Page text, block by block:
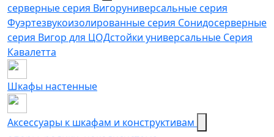
серверные серия Вигоруниверсальные серия
Фуэртезвукоизолированные серия Сонидосерверные
серия Вигор для ЦОДстойки универсальные Серия
Кавалетта
Шкафы настенные
Аксессуары к шкафам и конструктивам